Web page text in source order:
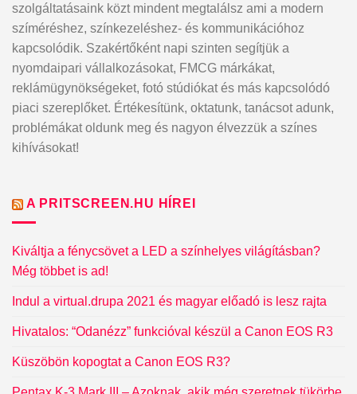
szolgáltatásaink közt mindent megtalálsz ami a modern
szíméréshez, színkezeléshez- és kommunikációhoz
kapcsolódik. Szakértőként napi szinten segítjük a
nyomdaipari vállalkozásokat, FMCG márkákat,
reklámügynökségeket, fotó stúdiókat és más kapcsolódó
piaci szereplőket. Értékesítünk, oktatunk, tanácsot adunk,
problémákat oldunk meg és nagyon élvezzük a színes
kihívásokat!
A PRITSCREEN.HU HÍREI
Kiváltja a fénycsövet a LED a színhelyes világításban?
Még többet is ad!
Indul a virtual.drupa 2021 és magyar előadó is lesz rajta
Hivatalos: “Odanézz” funkcióval készül a Canon EOS R3
Küszöbön kopogtat a Canon EOS R3?